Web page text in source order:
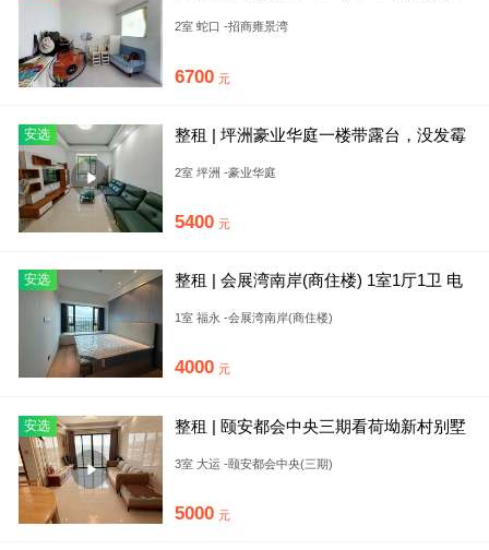
2室 蛇口 -招商雍景湾
6700 元
安选
整租 | 坪洲豪业华庭一楼带露台，没发霉
2室 坪洲 -豪业华庭
5400 元
安选
整租 | 会展湾南岸(商住楼) 1室1厅1卫 电
1室 福永 -会展湾南岸(商住楼)
4000 元
安选
整租 | 颐安都会中央三期看荷坳新村别墅
3室 大运 -颐安都会中央(三期)
5000 元